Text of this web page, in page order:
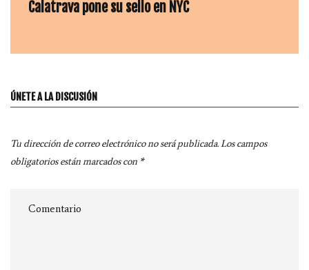
Calatrava pone su sello en NYC
ÚNETE A LA DISCUSIÓN
Tu dirección de correo electrónico no será publicada.Los campos
obligatorios están marcados con *